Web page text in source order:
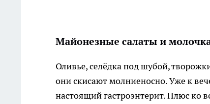
Майонезные салаты и
Оливье, селёдка под шубой,
они скисают молниеносно. Уже к
настоящий гастроэнтерит. Плюс ко